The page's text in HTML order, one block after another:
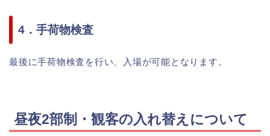
4．手荷物検査
最後に手荷物検査を行い、入場が可能となります。
昼夜2部制・観客の入れ替えについて